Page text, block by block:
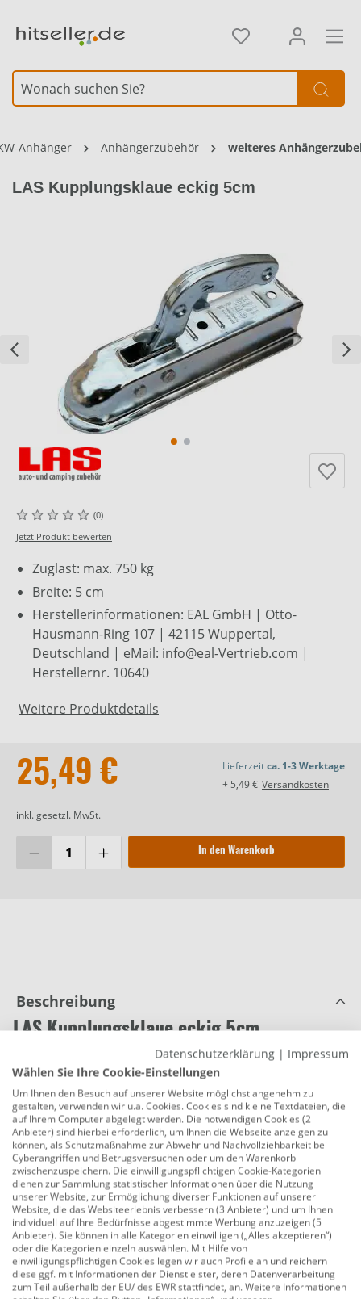
Anhänger Anhängerzubehör weiteres
LAS Kupplungsklaue eckig 5cm
(0)
Jetzt Produkt bewerten
Zuglast: max. 750 kg
Breite: 5 cm
Herstellerinformationen: EAL GmbH | Otto-
Hausmann-Ring 107 | 42115 Wuppertal,
Deutschland | eMail: info@eal-Vertrieb.com |
Herstellernr. 10640
Weitere Produktdetails
25,49 €
inkl. gesetzl. MwSt.
Lieferzeitca. 1-3 Werktage
+ 5,49 € Versandkosten
In den Warenkorb
Beschreibung
LAS Kupplungsklaue eckig 5cm
Die Kupplungsklaue von Las für Anhänger mit eckiger
Deichsel.
Zuglast: max. 750 kg
Breite: 5 cm
Herstellerinformationen: EAL GmbH | Otto-
Hausmann-Ring 107 | 42115 Wuppertal,
Deutschland | eMail: info@eal-Vertrieb.com |
Herstellernr. 10640
Datenschutzerklärung | Impressum
Wählen Sie Ihre Cookie-Einstellungen
Um Ihnen den Besuch auf unserer Website möglichst angenehm zu
gestalten, verwenden wir u.a. Cookies. Cookies sind kleine Textdateien, die
auf Ihrem Computer abgelegt werden. Die notwendigen Cookies (2
Anbieter) sind hierbei erforderlich, um Ihnen die Webseite anzeigen zu
können, als Schutzmaßnahme zur Abwehr und Nachvollziehbarkeit bei
Cyberangriffen und Betrugsversuchen oder um den Warenkorb
zwischenzuspeichern. Die einwilligungspflichtigen Cookie-Kategorien
dienen zur Sammlung statistischer Informationen über die Nutzung
unserer Website, zur Ermöglichung diverser Funktionen auf unserer
Website, die das Websiteerlebnis verbessern (3 Anbieter) und um Ihnen
individuell auf Ihre Bedürfnisse abgestimmte Werbung anzuzeigen (5
Anbieter). Sie können in alle Kategorien einwilligen („Alles akzeptieren“)
oder die Kategorien einzeln auswählen. Mit Hilfe von
einwilligungspflichtigen Cookies legen wir auch Profile an und reichern
diese ggf. mit Informationen der Dienstleister, deren Datenverarbeitung
zum Teil außerhalb der EU/ des EWR stattfindet, an. Weitere Informationen